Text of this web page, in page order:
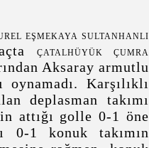
EŞMEKAYA SULTANHANLI
ÇATALHÜYÜK ÇUMRA
Aksaray armutlu
Karşılıklı
deplasman takımı
attığı golle 0-1 öne
0-1 konuk takımın